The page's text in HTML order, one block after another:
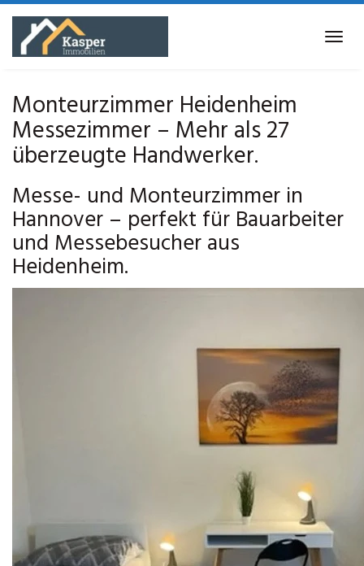
Skip
main
Monteurzimmer Heidenheim
Messezimmer – Mehr als 27
überzeugte Handwerker.
Messe- und Monteurzimmer in
Hannover – perfekt für Bauarbeiter
und Messebesucher aus
Heidenheim.